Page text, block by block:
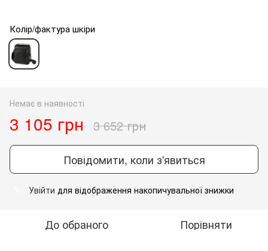
Колір/фактура шкіри
Немає в наявності
3 105 грн 3 652 грн
Повідомити, коли з'явиться
Увійти для відображення накопичувальної знижки
До обраного Порівняти